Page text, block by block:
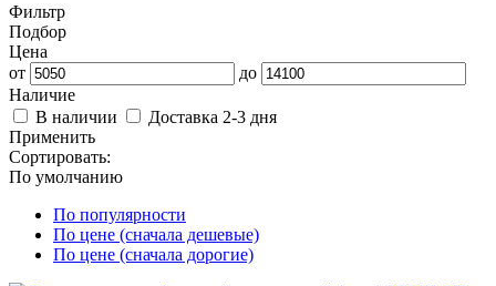
Фильтр
Подбор
Цена
от
до
Наличие
В наличии
Доставка 2-3 дня
Применить
Сортировать:
По умолчанию
По популярности
По цене (сначала дешевые)
По цене (сначала дорогие)